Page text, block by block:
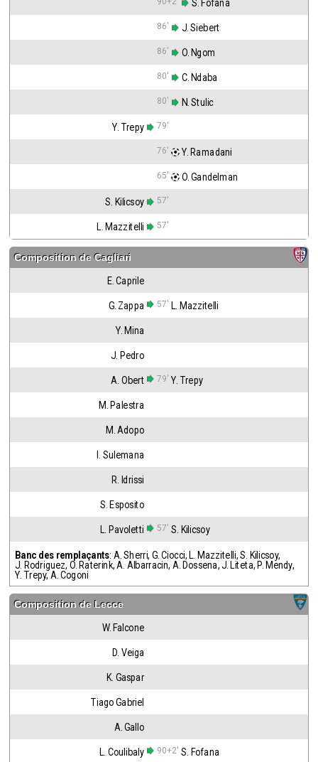
S. Fofana
86' J. Siebert
86' O. Ngom
80' C. Ndaba
80' N. Stulic
Y. Trepy 79'
76' Y. Ramadani
65' O. Gandelman
S. Kilicsoy 57'
L. Mazzitelli 57'
Composition deCagliari
E. Caprile
G. Zappa 57' L. Mazzitelli
Y. Mina
J. Pedro
A. Obert 79' Y. Trepy
M. Palestra
M. Adopo
I. Sulemana
R. Idrissi
S. Esposito
L. Pavoletti 57' S. Kilicsoy
Banc des remplaçants: A. Sherri, G. Ciocci, L. Mazzitelli,S. Kilicsoy,
J. Rodriguez, O. Raterink, A. Albarracin, A. Dossena,J. Liteta, P. Mendy,
Y. Trepy, A. Cogoni
Composition de Lecce
W. Falcone
D. Veiga
K. Gaspar
Tiago Gabriel
A. Gallo
L. Coulibaly 90+2' S. Fofana